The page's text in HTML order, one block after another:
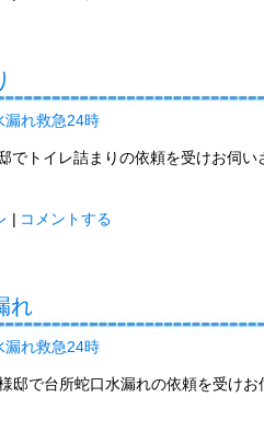
漏れ救急24時
でトイレ詰まりの依頼を受けお伺
| コメントする
れ
漏れ救急24時
邸で台所蛇口水漏れの依頼を受け